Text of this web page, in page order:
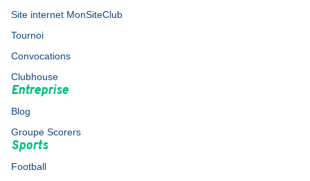
Site internet MonSiteClub
Tournoi
Convocations
Clubhouse
Entreprise
Blog
Groupe Scorers
Sports
Football